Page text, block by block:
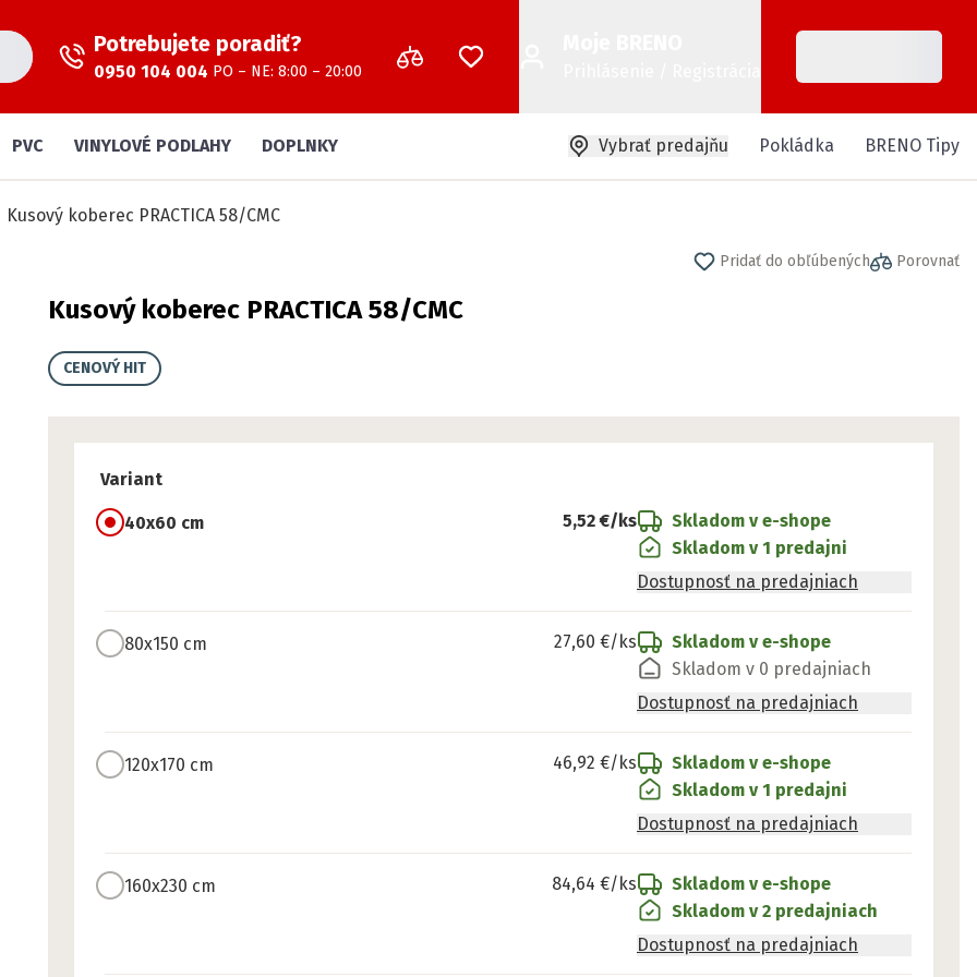
Potrebujete poradiť?
0950 104 004 PO – NE: 8:00 – 20:00
PVC VINYLOVÉ PODLAHY DOPLNKY Vybrať predajňu Pokládka BRENO Tipy
Kusový koberec PRACTICA 58/CMC
Pridať do obľúbených Porovnať
Kusový koberec PRACTICA 58/CMC
CENOVÝ HIT
Variant
40x60 cm 5,52 €/ks
Skladom v e-shope
Skladom v 1 predajni
Dostupnosť na predajniach
80x150 cm 27,60 €/ks
Skladom v e-shope
Skladom v 0 predajniach
Dostupnosť na predajniach
120x170 cm 46,92 €/ks
Skladom v e-shope
Skladom v 1 predajni
Dostupnosť na predajniach
160x230 cm 84,64 €/ks
Skladom v e-shope
Skladom v 2 predajniach
Dostupnosť na predajniach